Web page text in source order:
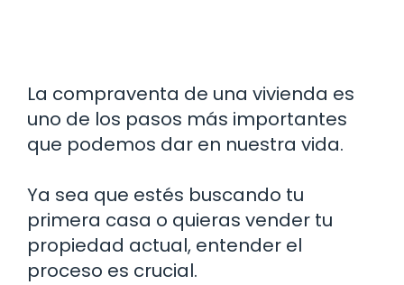
La compraventa de una vivienda es
uno de los pasos más importantes
que podemos dar en nuestra vida.
Ya sea que estés buscando tu
primera casa o quieras vender tu
propiedad actual, entender el
proceso es crucial.